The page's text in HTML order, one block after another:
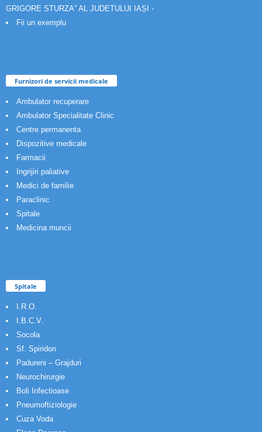
GRIGORE STURZA” AL JUDETULUI IAȘI -
Fii un exemplu
Furnizori de servicii medicale
Ambulator recuperare
Ambulator Specialitate Clinic
Centre permanenta
Dispozitive medicale
Farmacii
Ingrijiri paliative
Medici de familie
Paraclinic
Spitale
Medicina muncii
Spitale
I.R.O.
I.B.C.V.
Socola
Sf. Spiridon
Padureni – Grajduri
Neurochirurgie
Boli Infectioase
Pneumoftiziologie
Cuza Voda